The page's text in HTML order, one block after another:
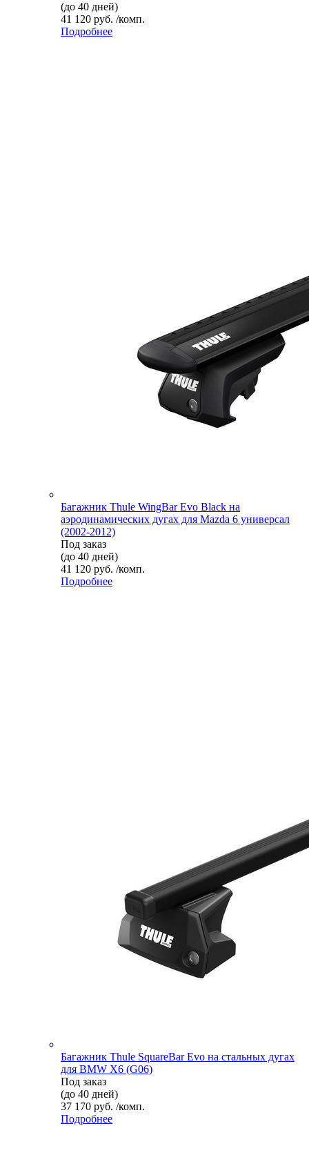
(до 40 дней)
41 120 руб. /комп.
Подробнее
Багажник Thule WingBar Evo Black на
аэродинамических дугах для Mazda 6 универсал
(2002-2012)
Под заказ
(до 40 дней)
41 120 руб. /комп.
Подробнее
Багажник Thule SquareBar Evo на стальных дугах
для BMW X6 (G06)
Под заказ
(до 40 дней)
37 170 руб. /комп.
Подробнее